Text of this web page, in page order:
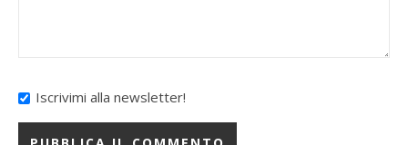
Iscrivimi alla newsletter!